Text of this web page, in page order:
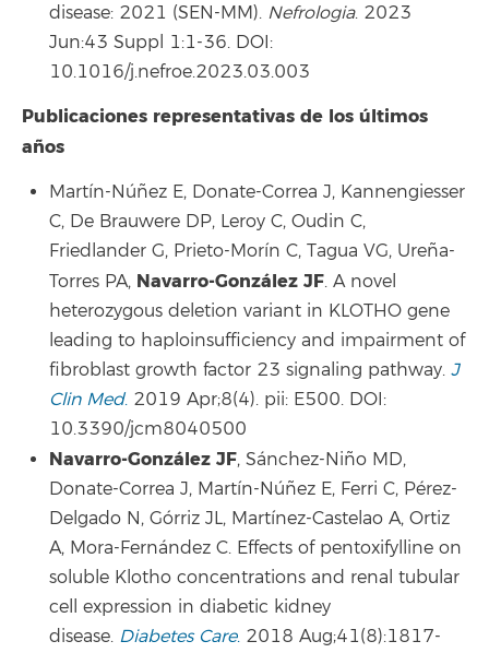
disease: 2021 (SEN-MM). Nefrologia. 2023
Jun:43 Suppl 1:1-36. DOI:
10.1016/j.nefroe.2023.03.003
Publicaciones representativas de los últimos
años
Martín-Núñez E, Donate-Correa J, Kannengiesser
C, De Brauwere DP, Leroy C, Oudin C,
Friedlander G, Prieto-Morín C, Tagua VG, Ureña-
Torres PA, Navarro-González JF. A novel
heterozygous deletion variant in KLOTHO gene
leading to haploinsufficiency and impairment of
fibroblast growth factor 23 signaling pathway. J
Clin Med. 2019 Apr;8(4). pii: E500. DOI:
10.3390/jcm8040500
Navarro-González JF, Sánchez-Niño MD,
Donate-Correa J, Martín-Núñez E, Ferri C, Pérez-
Delgado N, Górriz JL, Martínez-Castelao A, Ortiz
A, Mora-Fernández C. Effects of pentoxifylline on
soluble Klotho concentrations and renal tubular
cell expression in diabetic kidney
disease. Diabetes Care. 2018 Aug;41(8):1817-